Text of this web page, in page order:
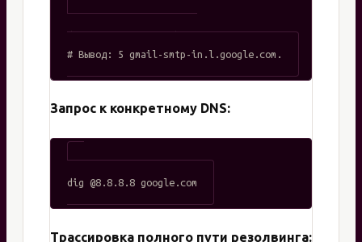
dig MX gmail.com +short
Запрос к конкретному DNS:
Трассировка полного пути резолвинга: